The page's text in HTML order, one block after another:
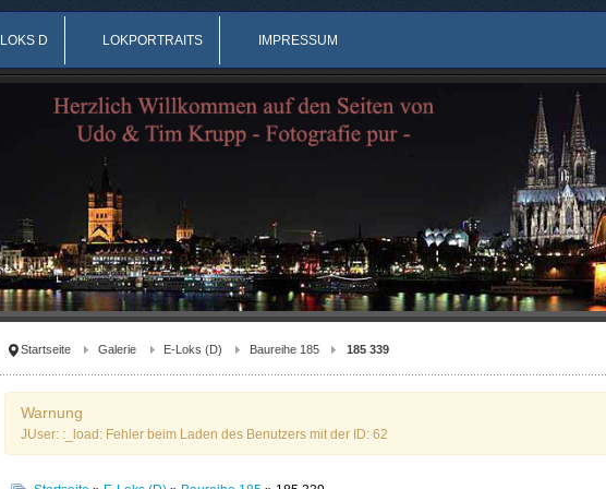
LOKS D LOKPORTRAITS IMPRESSUM
Startseite Galerie E-Loks (D) Baureihe 185 185 339
Warnung
JUser: :_load: Fehler beim Laden des Benutzers mit der ID: 62